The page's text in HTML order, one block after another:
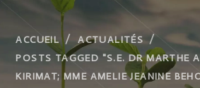
ACCUEIL
ACTUALITÉS
POSTS TAGGED "S.E. DR MARTHE
KIRIMAT; MME AMELIE JEANINE